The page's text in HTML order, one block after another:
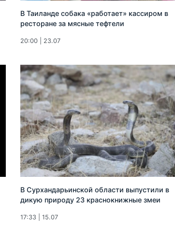
В Таиланде собака «работает» кассиром в
ресторане за мясные тефтели
20:00 | 23.07
В Сурхандарьинской области выпустили в
дикую природу 23 краснокнижные змеи
17:33 | 15.07